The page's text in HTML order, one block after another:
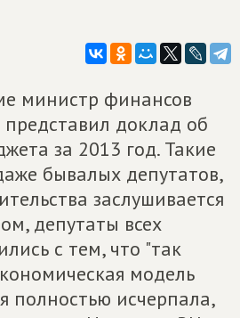
министр финансов
доклад об
за 2013 год. Такие
бывалых депутатов,
заслушивается
депутаты всех
с тем, что "так
модель
полностью исчерпала,